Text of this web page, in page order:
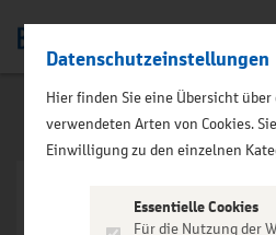
Datenschutzeinstellungen
Hier finden Sie eine Übersicht
verwendeten Arten von Cookies.
Einwilligung zu den einzelnen
Essentielle Cookies
Für die Nutzung der